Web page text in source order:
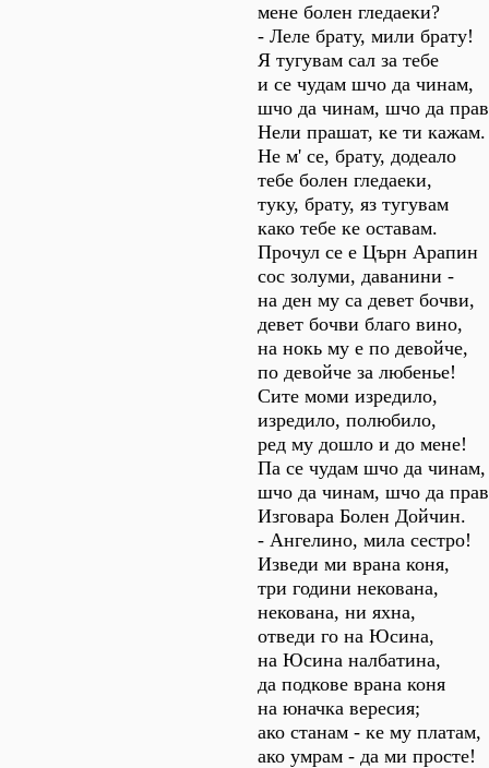
мене болен гледаеки?
- Леле брату, мили брату!
Я тугувам сал за тебе
и се чудам шчо да чинам,
шчо да чинам, шчо да
Нели прашат, ке ти кажам.
Не м' се, брату, додеало
тебе болен гледаеки,
туку, брату, яз тугувам
како тебе ке оставам.
Прочул се е Църн Арапин
сос золуми, даванини -
на ден му са девет бочви,
девет бочви благо вино,
на нокь му е по девойче,
по девойче за любенье!
Сите моми изредило,
изредило, полюбило,
ред му дошло и до мене!
Па се чудам шчо да чинам,
шчо да чинам, шчо да
Изговара Болен Дойчин.
- Ангелино, мила сестро!
Изведи ми врана коня,
три години некована,
некована, ни яхна,
отведи го на Юсина,
на Юсина налбатина,
да подкове врана коня
на юначка вересия;
ако станам - ке му платам,
ако умрам - да ми просте!